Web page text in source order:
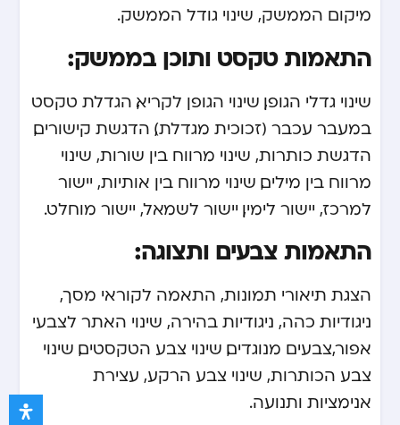
מיקום הממשק, שינוי גודל הממשק.
התאמות טקסט ותוכן בממשק:
שינוי גדלי הגופן, שינוי הגופן לקריא, הגדלת טקסט
במעבר עכבר (זכוכית מגדלת), הדגשת קישורים,
הדגשת כותרות, שינוי מרווח בין שורות, שינוי
מרווח בין מילים, שינוי מרווח בין אותיות, יישור
למרכז, יישור לימין, יישור לשמאל, יישור מוחלט.
התאמות צבעים ותצוגה:
הצגת תיאורי תמונות, התאמה לקוראי מסך,
ניגודיות כהה, ניגודיות בהירה, שינוי האתר לצבעי
אפור,צבעים מנוגדים, שינוי צבע הטקסטים, שינוי
צבע הכותרות, שינוי צבע הרקע, עצירת
אנימציות ותנועה.